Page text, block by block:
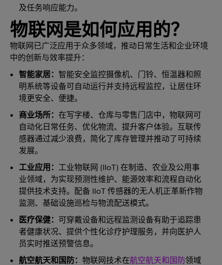
及任务响应能力。
物联网是如何应用的？
物联网已广泛应用于众多领域，推动日常生活和企业环境
中的创新与效率提升：
智能家居： 智能安全监控摄像机、门铃、恒温器和照
明系统等设备可自动运行并支持远程监控，让居住环
境更安全、便捷。
商业场所： 在写字楼、仓库与零售门店中，物联网可
自动化日常任务、优化物流、提升客户体验。互联传
感器通过减少浪费，简化了库存管理并推动了可持续
发展。
工业应用： 工业物联网 (IIoT) 在制造、农业及公用事
业领域，为实现预测性维护、能源效率和流程自动化
提供技术支持。配备 IIoT 传感器的无人机正革新作物
监测、基础设施巡检与物流配送模式。
医疗保健： 可穿戴设备和远程监测设备有助于追踪患
者健康状况、提供个性化诊疗护理服务，并向医护人
员实时推送预警信息。
航空航天和国防： 物联网技术在航空航天和国防领域